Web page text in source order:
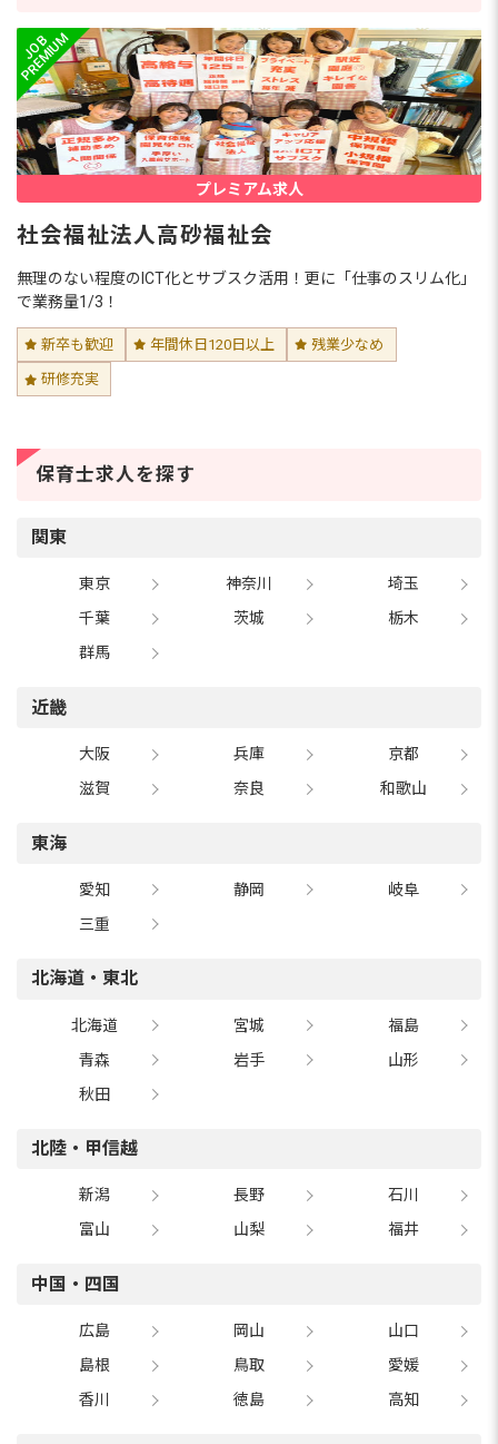
社会福祉法人高砂福祉会
新卒も歓迎 年間休日120日以上 残業少なめ
研修充実
無理のない程度のICT化とサブスク活用！更に「仕事のスリム化」
で業務量1/3！
プレミアム求人
保育士求人を探す
関東
東京 神奈川
埼玉
千葉
茨城
栃木
群馬
近畿
大阪 兵庫
京都
滋賀
奈良 和歌山
東海
愛知 静岡
岐阜
三重
北海道・東北
北海道 宮城
福島
青森
岩手
山形
秋田
北陸・甲信越
新潟 長野
石川
富山
山梨 福井
中国・四国
広島 岡山
山口
島根
鳥取
愛媛
香川
徳島 高知